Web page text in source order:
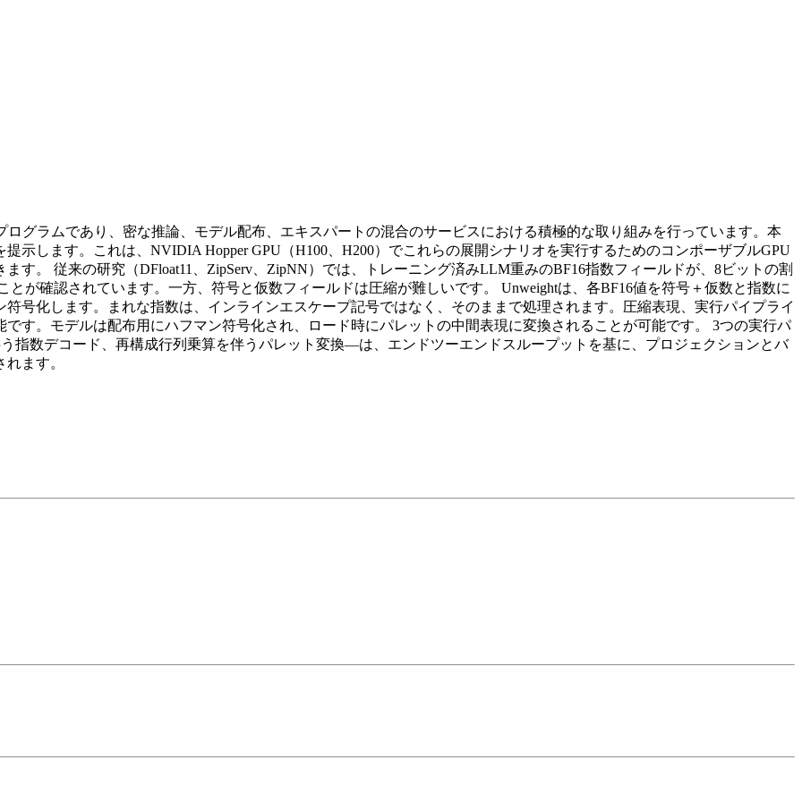
グラムであり、密な推論、モデル配布、エキスパートの混合のサービスにおける積極的な取り組みを行っています。本
示します。これは、NVIDIA Hopper GPU（H100、H200）でこれらの展開シナリオを実行するためのコンポーザブルGPU
す。 従来の研究（DFloat11、ZipServ、ZipNN）では、トレーニング済みLLM重みのBF16指数フィールドが、8ビットの割
が確認されています。一方、符号と仮数フィールドは圧縮が難しいです。 Unweightは、各BF16値を符号＋仮数と指数に
号化します。まれな指数は、インラインエスケープ記号ではなく、そのままで処理されます。圧縮表現、実行パイプライ
す。モデルは配布用にハフマン符号化され、ロード時にパレットの中間表現に変換されることが可能です。 3つの実行パ
指数デコード、再構成行列乗算を伴うパレット変換—は、エンドツーエンドスループットを基に、プロジェクションとバ
ます。